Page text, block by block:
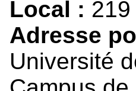
Local : 219
Adresse
Université